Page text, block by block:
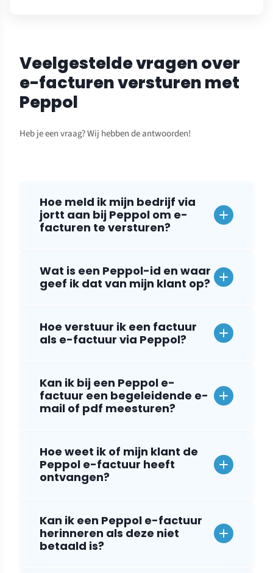
Veelgestelde vragen over
e-facturen versturen met
Peppol
Heb je een vraag? Wij hebben de antwoorden!
Hoe meld ik mijn bedrijf via
jortt aan bij Peppol om e-
facturen te versturen?
Wat is een Peppol-id en waar
geef ik dat van mijn klant op?
Hoe verstuur ik een factuur
als e-factuur via Peppol?
Kan ik bij een Peppol e-
factuur een begeleidende e-
mail of pdf meesturen?
Hoe weet ik of mijn klant de
Peppol e-factuur heeft
ontvangen?
Kan ik een Peppol e-factuur
herinneren als deze niet
betaald is?